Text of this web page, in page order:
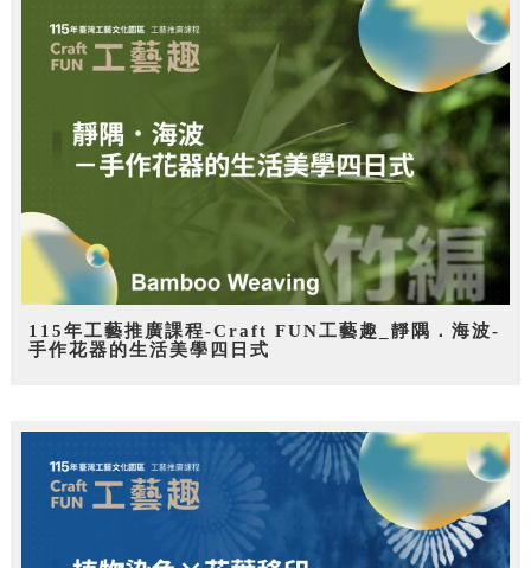
115年工藝推廣課程-Craft FUN工藝趣_靜隅．海波-
手作花器的生活美學四日式